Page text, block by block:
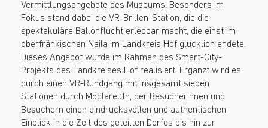
Vermittlungsangebote des Museums. Besonders im
Fokus stand dabei die VR-Brillen-Station, die die
spektakuläre Ballonflucht erlebbar macht, die einst im
oberfränkischen Naila im Landkreis Hof glücklich endete.
Dieses Angebot wurde im Rahmen des Smart-City-
Projekts des Landkreises Hof realisiert. Ergänzt wird es
durch einen VR-Rundgang mit insgesamt sieben
Stationen durch Mödlareuth, der Besucherinnen und
Besuchern einen eindrucksvollen und authentischen
Einblick in die Zeit des geteilten Dorfes bis hin zur